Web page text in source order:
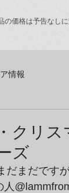
価格は予告なし
情報
クリス
ズ
だまだです